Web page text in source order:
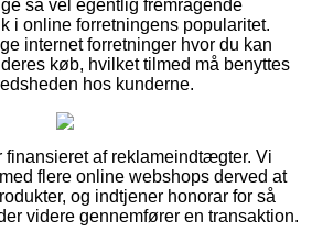
så vel egentlig fremragende
i online forretningens popularitet.
internet forretninger hvor du kan
køb, hvilket tilmed må benyttes
hos kunderne.
finansieret af reklameindtægter. Vi
flere online webshops derved at
og indtjener honorar for så
videre gennemfører en transaktion.